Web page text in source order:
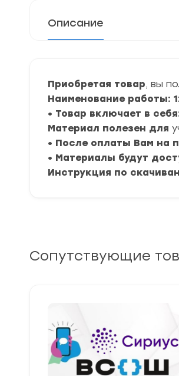
Описание
Приобретая товар, вы
Наименование работы:
• Товар включает в
Материал полезен для
• После оплаты Вам на
• Материалы будут
Инструкция по
Сопутствующие